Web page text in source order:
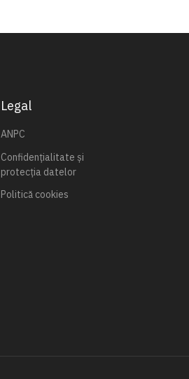
Legal
ANPC
Confidențialitate și
protecția datelor
Politică cookies